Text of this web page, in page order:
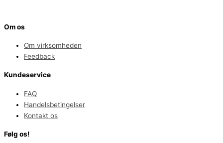
Om os
Om virksomheden
Feedback
Kundeservice
FAQ
Handelsbetingelser
Kontakt os
Følg os!